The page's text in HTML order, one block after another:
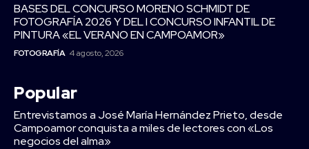
BASES DEL CONCURSO MORENO SCHMIDT DE
FOTOGRAFÍA 2026 Y DEL I CONCURSO INFANTIL DE
PINTURA «EL VERANO EN CAMPOAMOR»
FOTOGRAFÍA 4 agosto, 2026
Popular
Entrevistamos a José María Hernández Prieto, desde
Campoamor conquista a miles de lectores con «Los
negocios del alma»